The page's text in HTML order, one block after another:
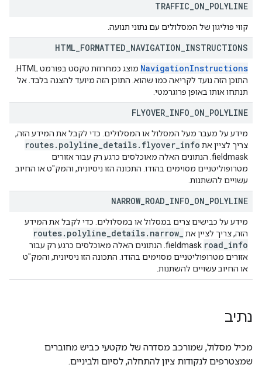
TRAFFIC ON POLYLINE
קווי פוליגון של המסלולים עם נתוני תנועה.
HTML FORMATTED NAVIGATION INSTRUCTIONS
NavigationInstructions
התוכן הזה נועד לקריאה כמו שהוא. התוכן הזה מיועד להצגה בלבד. אל
תנתחו אותו באופן פרוגרמטי.
FLYOVER INFO ON POLYLINE
מידע על מעבר מעל המסלול או המסלולים. כדי לקבל את המידע הזה,
צריך לציין את
routes. polyline details. flyover info
fieldmask. הנתונים האלה מאוכלסים כרגע רק עבור אזורים
מטרופוליטניים מסוימים בהודו. התכונה הזו ניסיונית, והמק"ט או החיוב
עשויים להשתנות.
NARROW_ ROAD INFO ON POLYLINE
מידע על כבישים צרים במסלול או במסלולים. כדי לקבל את המידע
הזה, צריך לציין את
routes. polyline details. narrow
road info
fieldmask. הנתונים האלה מאוכלסים כרגע רק עבור
אזורים מטרופוליטניים מסוימים בהודו. התכונה הזו ניסיונית, והמק"ט
או החיוב עשויים להשתנות.
נתיב
מכיל מסלול, שמורכב מסדרה של מקטעי כביש מחוברים
שמצטרפים לנקודות ציון להתחלה, לסיום ולביניים.